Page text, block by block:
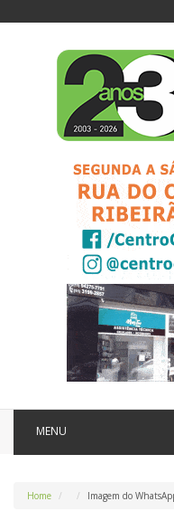
MENU
Home Imagem do